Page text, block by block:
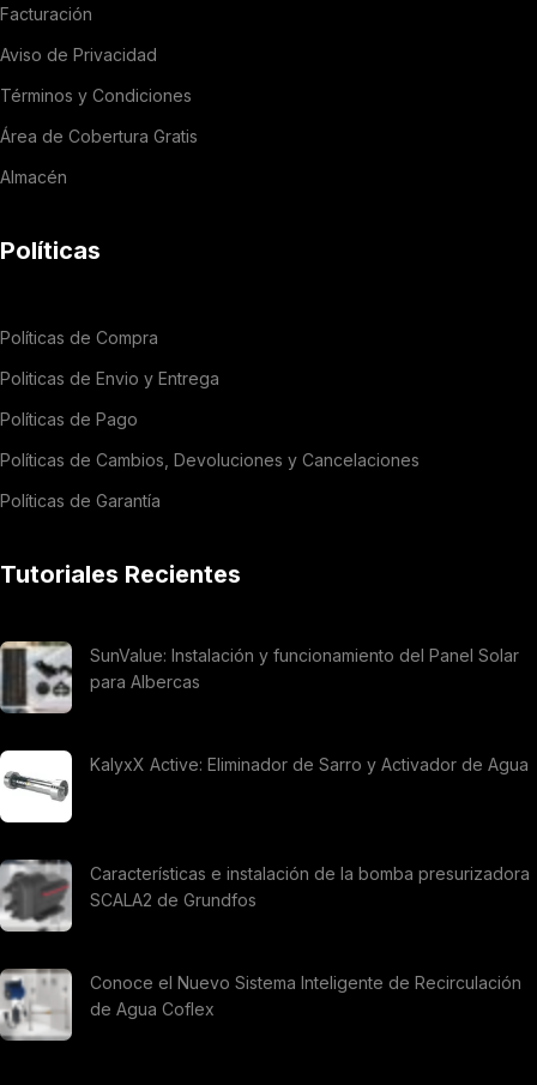
Facturación
Aviso de Privacidad
Términos y Condiciones
Área de Cobertura Gratis
Almacén
Políticas
Políticas de Compra
Politicas de Envio y Entrega
Políticas de Pago
Políticas de Cambios, Devoluciones y Cancelaciones
Políticas de Garantía
Tutoriales Recientes
SunValue: Instalación y funcionamiento del Panel Solar
para Albercas
KalyxX Active: Eliminador de Sarro y Activador de Agua
Características e instalación de la bomba presurizadora
SCALA2 de Grundfos
Conoce el Nuevo Sistema Inteligente de Recirculación
de Agua Coflex